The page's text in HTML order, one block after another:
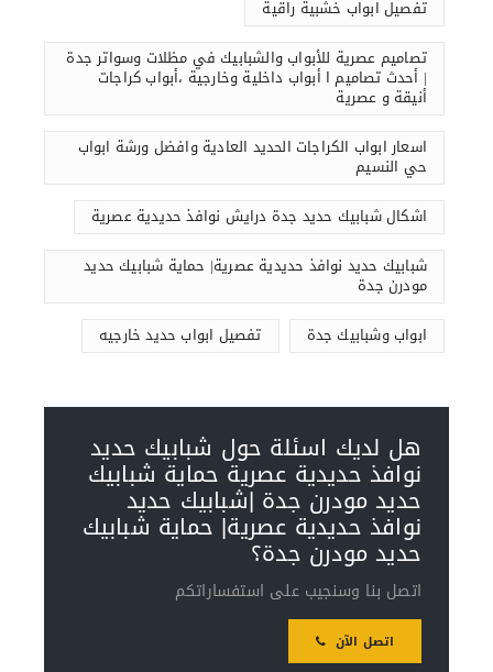
تفصيل ابواب خشبية راقية
تصاميم عصرية للأبواب والشبابيك في مظلات وسواتر جدة
| أحدث تصاميم ا أبواب داخلية وخارجية ،أبواب كراجات
أنيقة و عصرية
اسعار ابواب الكراجات الحديد العادية وافضل ورشة ابواب
حي النسيم
اشكال شبابيك حديد جدة درايش نوافذ حديدية عصرية
شبابيك حديد نوافذ حديدية عصرية| حماية شبابيك حديد
مودرن جدة
تفصيل ابواب حديد خارجيه
ابواب وشبابيك جدة
هل لديك اسئلة حول شبابيك حديد
نوافذ حديدية عصرية حماية شبابيك
حديد مودرن جدة |شبابيك حديد
نوافذ حديدية عصرية| حماية شبابيك
حديد مودرن جدة؟
اتصل بنا وسنجيب على استفساراتكم
اتصل الآن